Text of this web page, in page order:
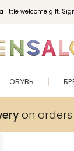
little welcome gift.
ОБУВЬ
on orders